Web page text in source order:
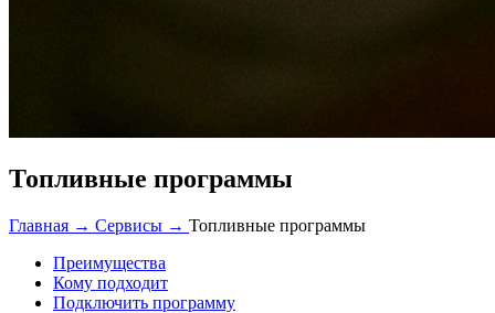
Топливные программы
Главная → Сервисы → Топливные программы
Преимущества
Кому подходит
Подключить программу